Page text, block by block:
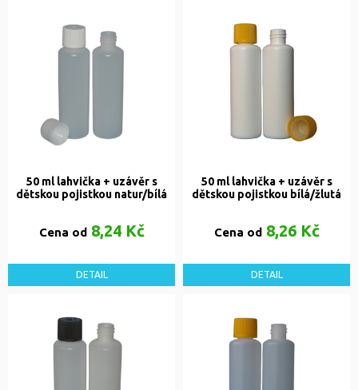
50 ml lahvička + uzávěr s
dětskou pojistkou natur/bílá
Cena od8,24 Kč
DETAIL
50 ml lahvička + uzávěr s
dětskou pojistkou bílá/žlutá
Cena od8,26 Kč
DETAIL